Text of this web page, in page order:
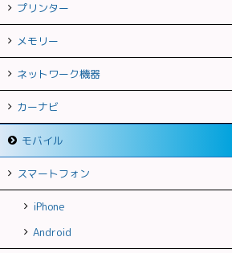
プリンター
メモリー
ネットワーク機器
カーナビ
モバイル
スマートフォン
iPhone
Android